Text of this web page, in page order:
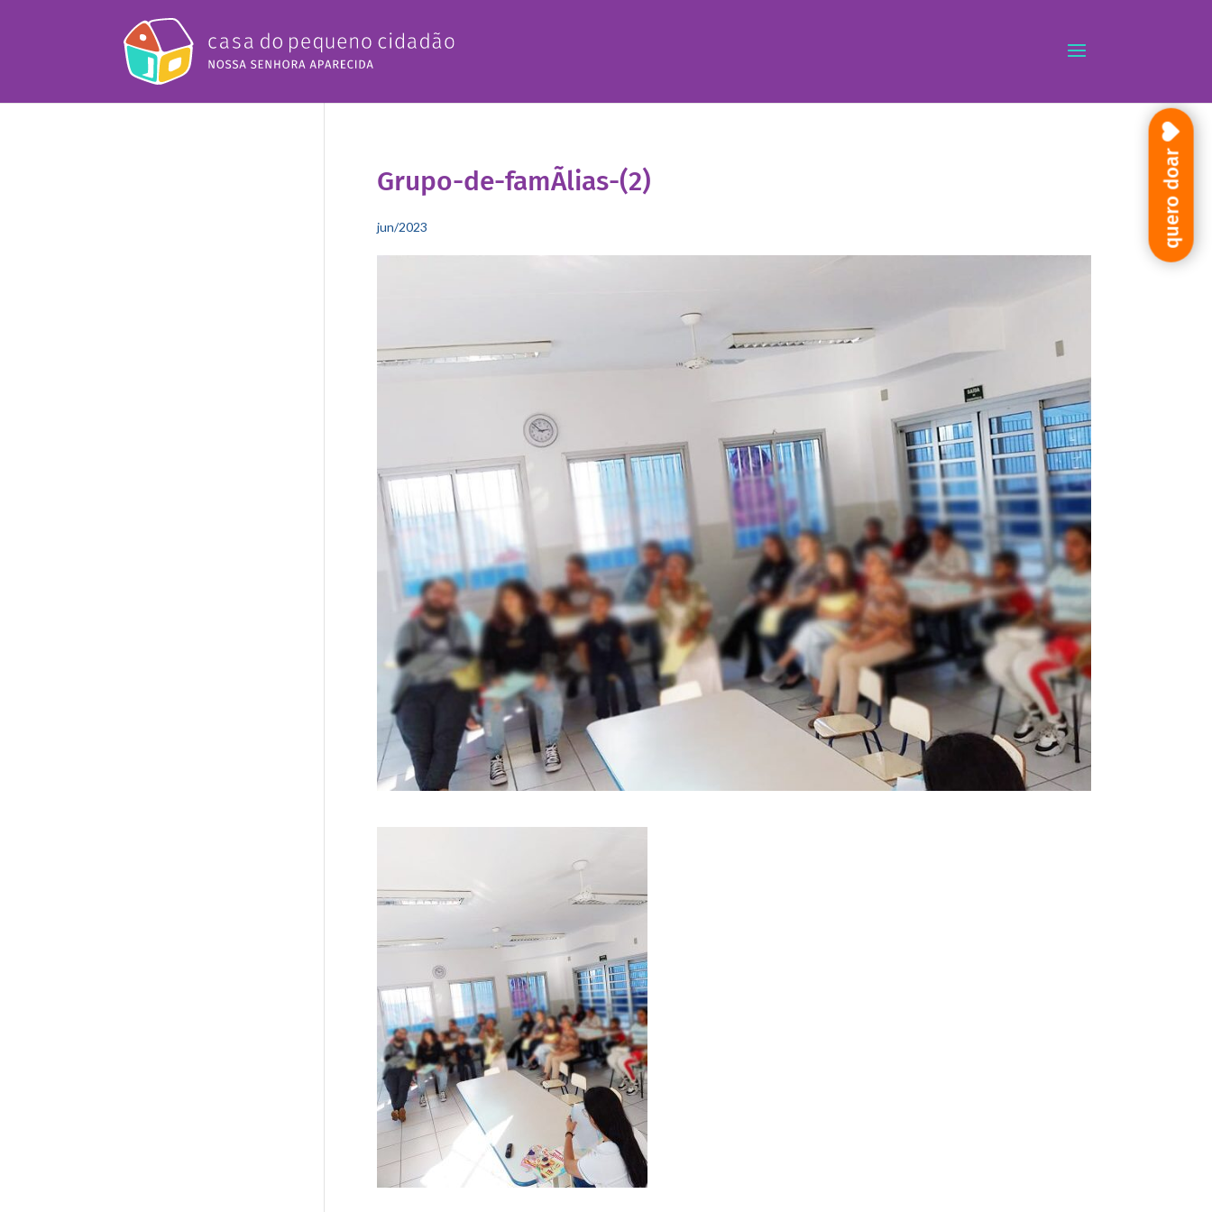
Grupo-de-famÃ­lias-(2)
jun/2023 quero doar